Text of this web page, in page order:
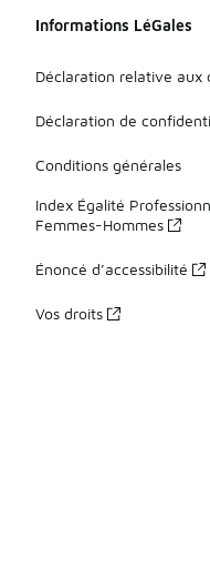
Informations LéGales
Déclaration relative aux
Déclaration de
Conditions générales
Index Égalité
Femmes-Hommes
Énoncé d’accessibilité
Vos droits